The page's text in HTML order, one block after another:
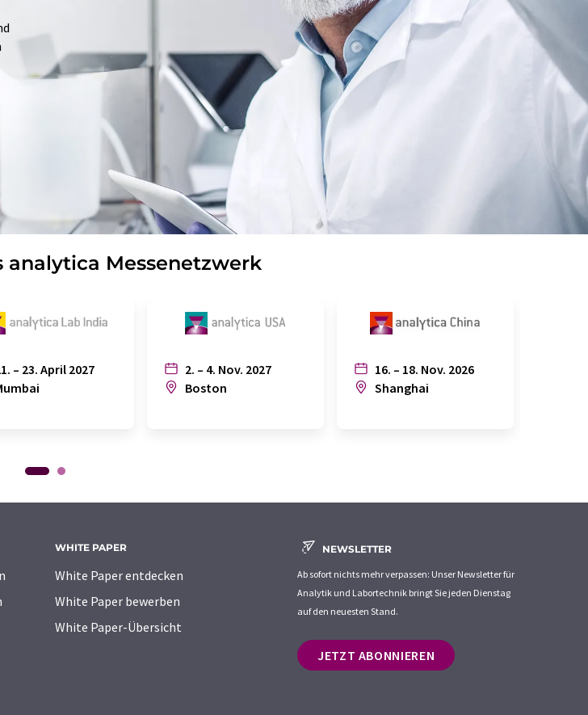
analytica Messenetzwerk
– 23. April 2027
2. – 4. Nov. 2027
Boston
16. – 18. Nov. 2026
Shanghai
WHITE PAPER
White Paper entdecken
White Paper bewerben
White Paper-Übersicht
NEWSLETTER
Ab sofort nichts mehr verpassen: Unser Newsletter für
Analytik und Labortechnik bringt Sie jeden Dienstag
auf den neuesten Stand.
JETZT ABONNIEREN